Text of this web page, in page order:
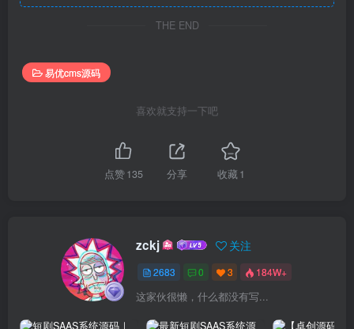
THE END
易优cms源码
喜欢就支持一下吧
点赞135 分享 收藏 1
zckj 关注
2683 0 3 184W+
这家伙很懒，什么都没有写...